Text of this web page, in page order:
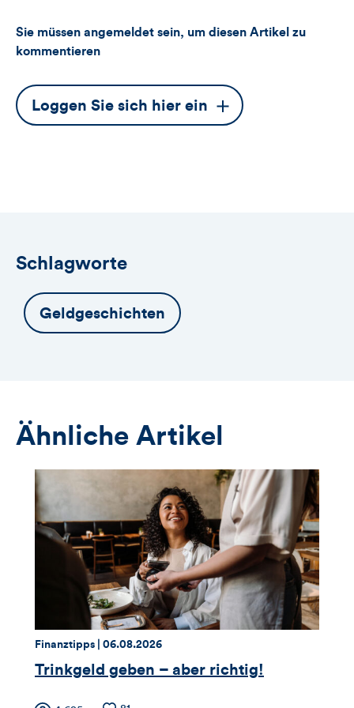
Sie müssen angemeldet sein, um diesen Artikel zu
kommentieren
Dieser
Button
Loggen Sie sich hier ein
Schlagworte
Geldgeschichten
Ähnliche Artikel
Thema:
Finanztipps | Datum:
06.08.2026
Trinkgeld geben – aber richtig!